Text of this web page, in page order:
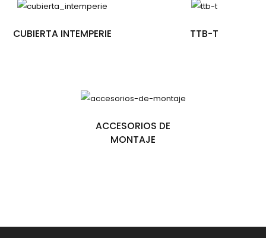
CUBIERTA INTEMPERIE TTB-T
ACCESORIOS DE
MONTAJE